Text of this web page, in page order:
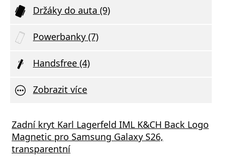
Držáky do auta (9)
Powerbanky (7)
Handsfree (4)
Zobrazit více
Zadní kryt Karl Lagerfeld IML K&CH Back Logo
Magnetic pro Samsung Galaxy S26,
transparentní
Nabíječka Xiaomi MDY-11-EZ 3A 33W